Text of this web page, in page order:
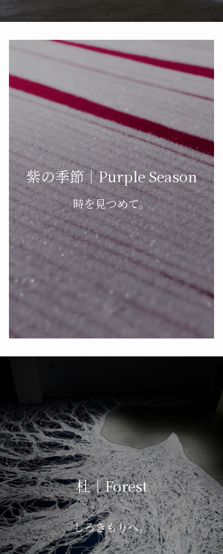
紫の季節｜Purple Season
時を見つめて。
杜｜Forest
しろきもりへ。